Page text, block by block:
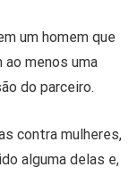
um homem que
ao menos uma
do parceiro.
contra mulheres,
alguma delas e,